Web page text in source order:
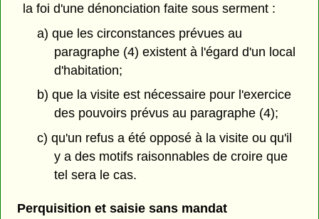
la foi d'une dénonciation faite sous serment :
a) que les circonstances prévues au
paragraphe (4) existent à l'égard d'un local
d'habitation;
b) que la visite est nécessaire pour l'exercice
des pouvoirs prévus au paragraphe (4);
c) qu'un refus a été opposé à la visite ou qu'il
y a des motifs raisonnables de croire que
tel sera le cas.
Perquisition et saisie sans mandat